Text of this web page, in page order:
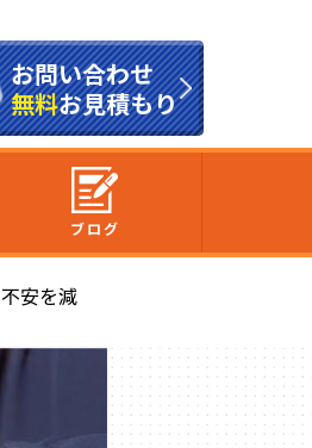
お問い合わせ
無料お見積もり
ブログ
安を減